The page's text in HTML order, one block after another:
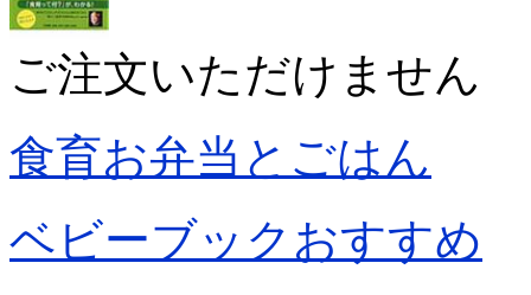
ご注文いただけません
食育お弁当とごはん
ベビーブックおすすめ